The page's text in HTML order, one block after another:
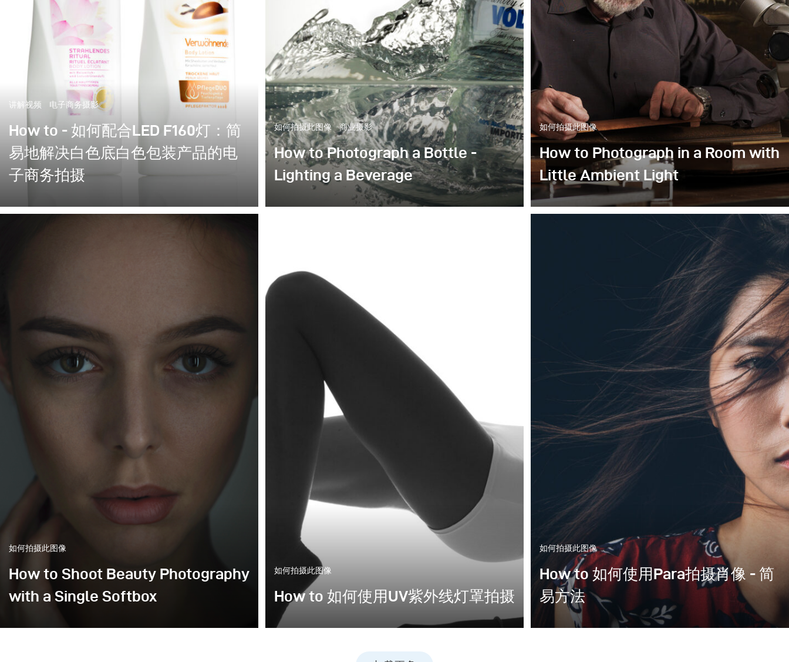
讲解视频 电子商务摄影
How to - 如何配合LED F160灯：简
易地解决白色底白色包装产品的电
子商务拍摄
如何拍摄此图像 商业摄影
How to Photograph a Bottle -
Lighting a Beverage
如何拍摄此图像
How to Photograph in a Room with
Little Ambient Light
如何拍摄此图像
How to Shoot Beauty Photography
with a Single Softbox
如何拍摄此图像
How to 如何使用UV紫外线灯罩拍摄
如何拍摄此图像
How to 如何使用Para拍摄肖像 - 简
易方法